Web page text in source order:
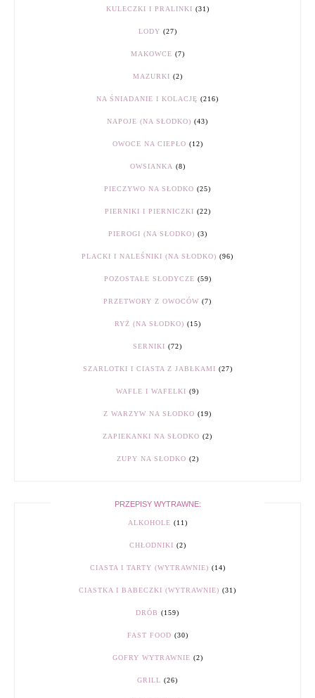
KULECZKI I PRALINKI (31)
LODY (27)
MAKOWCE (7)
MAZURKI (2)
NA ŚNIADANIE I KOLACJĘ (216)
NAPOJE (NA SŁODKO) (43)
OWOCE NA CIEPŁO (12)
OWSIANKA (8)
PIECZYWO NA SŁODKO (25)
PIERNIKI I PIERNICZKI (22)
PIEROGI (NA SŁODKO) (3)
PLACKI I NALEŚNIKI (NA SŁODKO) (96)
POZOSTAŁE SŁODYCZE (59)
PRZETWORY Z OWOCÓW (7)
RYŻ (NA SŁODKO) (15)
SERNIKI (72)
SZARLOTKI I CIASTA Z JABŁKAMI (27)
WAFLE I WAFELKI (9)
Z WARZYW NA SŁODKO (19)
ZAPIEKANKI NA SŁODKO (2)
ZUPY NA SŁODKO (2)
PRZEPISY WYTRAWNE:
ALKOHOLE (11)
CHŁODNIKI (2)
CIASTA I TARTY (WYTRAWNIE) (14)
CIASTKA I BABECZKI (WYTRAWNIE) (31)
DRÓB (159)
FAST FOOD (30)
GOFRY WYTRAWNIE (2)
GRILL (26)